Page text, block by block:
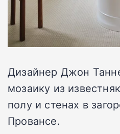
Дизайнер Джон
мозаику из
полу и стенах в
Провансе.